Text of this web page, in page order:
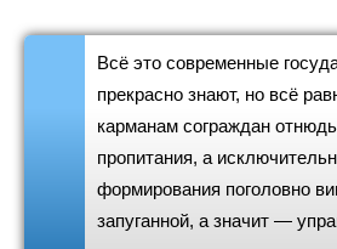
Всё это современные
прекрасно знают, но всё
карманам сограждан
пропитания, а
формирования поголовно
запуганной, а значит —